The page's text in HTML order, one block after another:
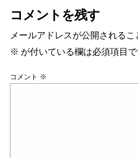
コメントを残す
メールアドレスが公開されるこ
※ が付いている欄は必須項目
コメント ※